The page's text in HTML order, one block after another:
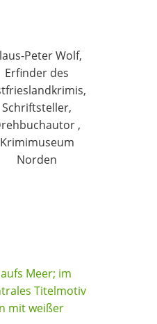
Peter Wolf,
Erfinder des
Schriftsteller,
,
Krimimuseum
Norden